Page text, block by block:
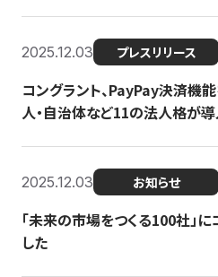
2025.12.03 プレスリリース
コングラント、PayPay決済機
人・自治体など11の法人格が
2025.12.03 お知らせ
「未来の市場をつくる100社」
した